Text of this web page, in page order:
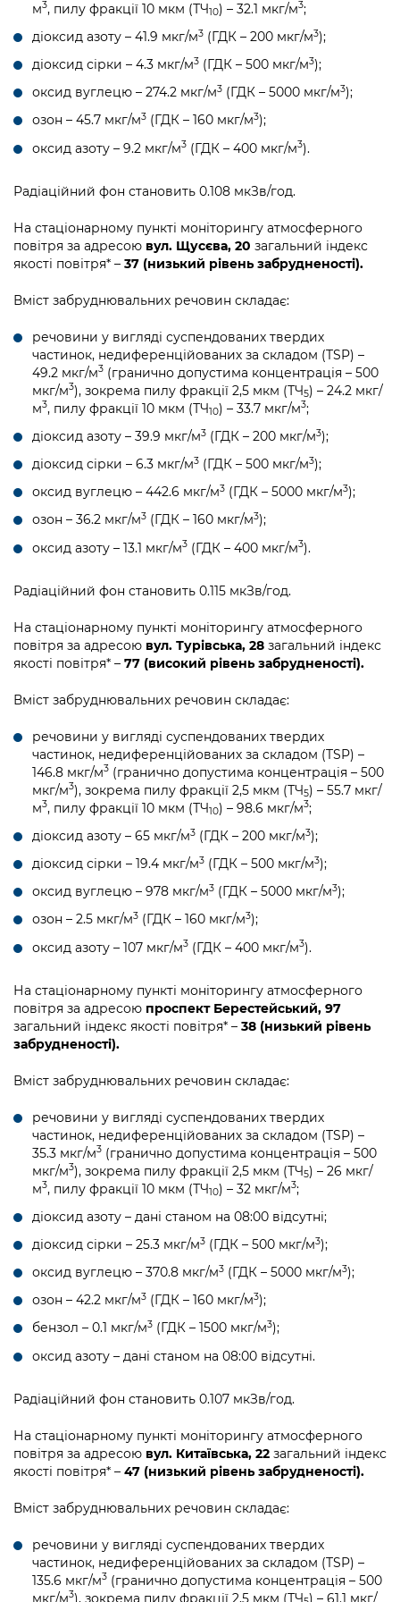
Підприємства, установи, організації
Kyiv International Relations
Гендерна політика
Безбар'єрність
Київська міська військова адміністрація
Портал Захисників та Захисниць
Безбар'єрність
Портал послуг
Міський застосунок Київ Цифровий
Уряд» – місцевий рівень»
Про відкриті дані
Портал даних Києва
Публічні дашборди
м3, пилу фракції 10 мкм (ТЧ10) – 32.1 мкг/м3;
діоксид азоту – 41.9 мкг/м3 (ГДК – 200 мкг/м3);
діоксид сірки – 4.3 мкг/м3 (ГДК – 500 мкг/м3);
оксид вуглецю – 274.2 мкг/м3 (ГДК – 5000 мкг/м3);
озон – 45.7 мкг/м3 (ГДК – 160 мкг/м3);
оксид азоту – 9.2 мкг/м3 (ГДК – 400 мкг/м3).
Радіаційний фон становить 0.108 мкЗв/год.
На стаціонарному пункті моніторингу атмосферного
повітря за адресою вул. Щусєва, 20 загальний індекс
якості повітря* – 37 (низький рівень забрудненості).
Вміст забруднювальних речовин складає:
речовини у вигляді суспендованих твердих
частинок, недиференційованих за складом (TSP) –
49.2 мкг/м3 (гранично допустима концентрація – 500
мкг/м3), зокрема пилу фракції 2,5 мкм (ТЧ5) – 24.2 мкг/
м3, пилу фракції 10 мкм (ТЧ10) – 33.7 мкг/м3;
діоксид азоту – 39.9 мкг/м3 (ГДК – 200 мкг/м3);
діоксид сірки – 6.3 мкг/м3 (ГДК – 500 мкг/м3);
оксид вуглецю – 442.6 мкг/м3 (ГДК – 5000 мкг/м3);
озон – 36.2 мкг/м3 (ГДК – 160 мкг/м3);
оксид азоту – 13.1 мкг/м3 (ГДК – 400 мкг/м3).
Радіаційний фон становить 0.115 мкЗв/год.
На стаціонарному пункті моніторингу атмосферного
повітря за адресою вул. Турівська, 28 загальний індекс
якості повітря* – 77 (високий рівень забрудненості).
Вміст забруднювальних речовин складає:
речовини у вигляді суспендованих твердих
частинок, недиференційованих за складом (TSP) –
146.8 мкг/м3 (гранично допустима концентрація – 500
мкг/м3), зокрема пилу фракції 2,5 мкм (ТЧ5) – 55.7 мкг/
м3, пилу фракції 10 мкм (ТЧ10) – 98.6 мкг/м3;
діоксид азоту – 65 мкг/м3 (ГДК – 200 мкг/м3);
діоксид сірки – 19.4 мкг/м3 (ГДК – 500 мкг/м3);
оксид вуглецю – 978 мкг/м3 (ГДК – 5000 мкг/м3);
озон – 2.5 мкг/м3 (ГДК – 160 мкг/м3);
оксид азоту – 107 мкг/м3 (ГДК – 400 мкг/м3).
На стаціонарному пункті моніторингу атмосферного
повітря за адресою проспект Берестейський, 97
загальний індекс якості повітря* – 38 (низький рівень
забрудненості).
Вміст забруднювальних речовин складає:
речовини у вигляді суспендованих твердих
частинок, недиференційованих за складом (TSP) –
35.3 мкг/м3 (гранично допустима концентрація – 500
мкг/м3), зокрема пилу фракції 2,5 мкм (ТЧ5) – 26 мкг/
м3, пилу фракції 10 мкм (ТЧ10) – 32 мкг/м3;
діоксид азоту – дані станом на 08:00 відсутні;
діоксид сірки – 25.3 мкг/м3 (ГДК – 500 мкг/м3);
оксид вуглецю – 370.8 мкг/м3 (ГДК – 5000 мкг/м3);
озон – 42.2 мкг/м3 (ГДК – 160 мкг/м3);
бензол – 0.1 мкг/м3 (ГДК – 1500 мкг/м3);
оксид азоту – дані станом на 08:00 відсутні.
Радіаційний фон становить 0.107 мкЗв/год.
На стаціонарному пункті моніторингу атмосферного
повітря за адресою вул. Китаївська, 22 загальний індекс
якості повітря* – 47 (низький рівень забрудненості).
Вміст забруднювальних речовин складає:
речовини у вигляді суспендованих твердих
частинок, недиференційованих за складом (TSP) –
135.6 мкг/м3 (гранично допустима концентрація – 500
мкг/м3), зокрема пилу фракції 2,5 мкм (ТЧ ) – 61.1 мкг/